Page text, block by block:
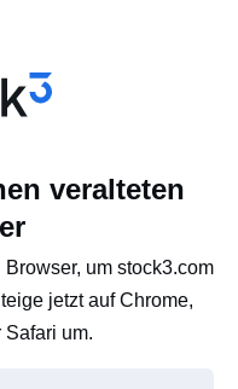
veralteten
um stock3.com
jetzt auf Chrome,
Safari um.